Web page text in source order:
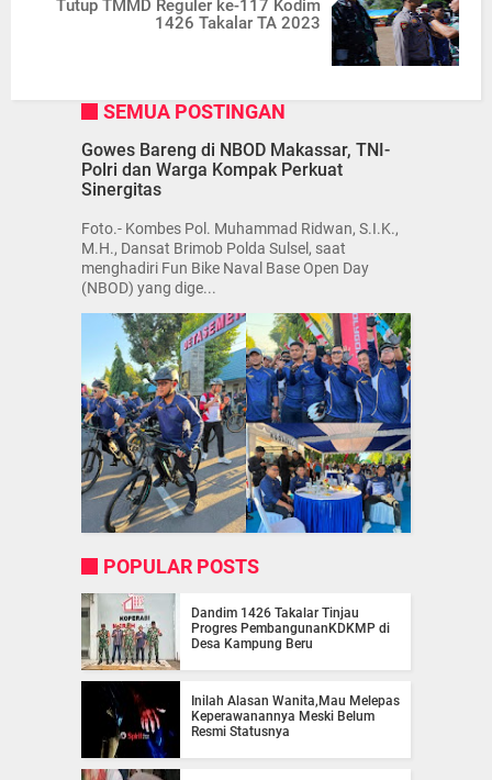
Tutup TMMD Reguler ke-117 Kodim
1426 Takalar TA 2023
SEMUA POSTINGAN
Gowes Bareng di NBOD Makassar, TNI-
Polri dan Warga Kompak Perkuat
Sinergitas
Foto.- Kombes Pol. Muhammad Ridwan, S.I.K.,
M.H., Dansat Brimob Polda Sulsel, saat
menghadiri Fun Bike Naval Base Open Day
(NBOD) yang dige...
POPULAR POSTS
Dandim 1426 Takalar Tinjau
Progres PembangunanKDKMP di
Desa Kampung Beru
Inilah Alasan Wanita,Mau Melepas
Keperawanannya Meski Belum
Resmi Statusnya